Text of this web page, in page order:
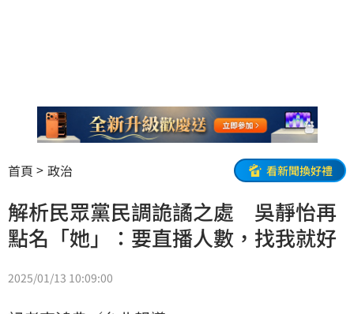
首頁 政治 看新聞換好禮
解析民眾黨民調詭譎之處 吳靜怡再
點名「她」：要直播人數，找我就好
2025/01/13 10:09:00